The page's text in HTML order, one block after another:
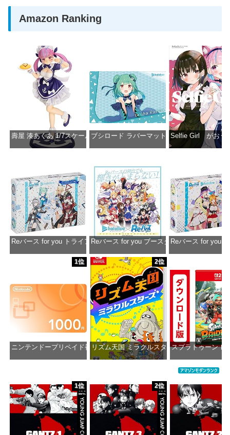
Amazon Ranking
壽屋 湊あくあ 1/7スケール PVC製 塗装済み完成品フィギュア PP942
ブシロード ラバーマットコレクション
Selfie Girl がおう
Reバース for you トライアルデッキ ホロライブプロダクション ver.ホロ
価格：¥1,650
Reバース for you ブースターパック ホロライ
価格：¥2,980
Reバース for you
1位
ニンテンドープリペイド番号 1000円|オンラインコード版
2位
リズム天国 ミラクルスターズ -Switch
スプラトゥーン レ
1位 2位